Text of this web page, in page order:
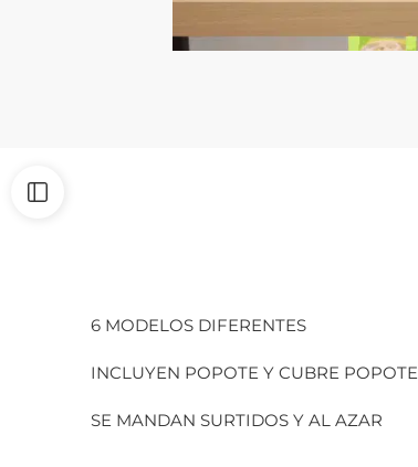
6 MODELOS DIFERENTES
INCLUYEN POPOTE Y CUBRE POPOTE
SE MANDAN SURTIDOS Y AL AZAR